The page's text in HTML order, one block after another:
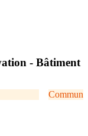
- Bâtiment